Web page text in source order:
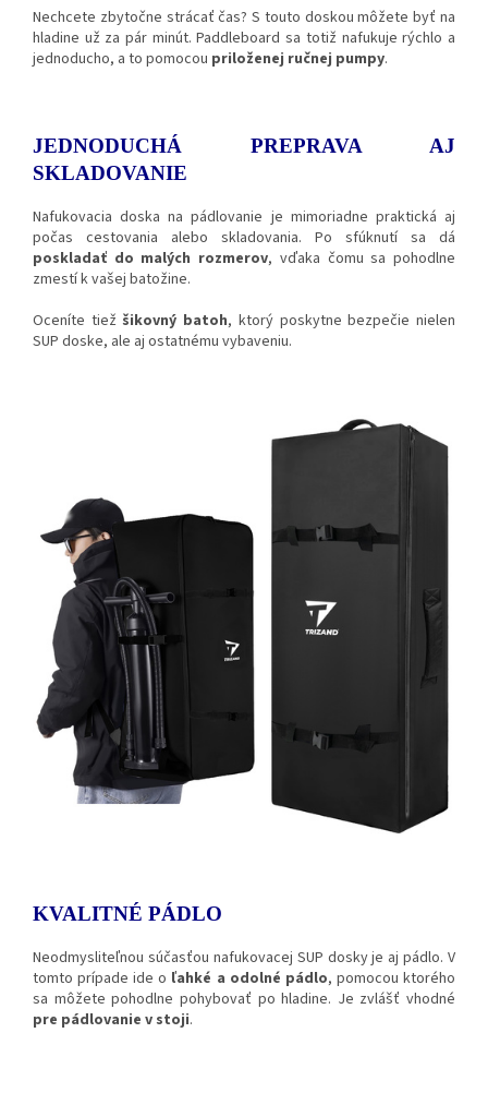
Nechcete zbytočne strácať čas? S touto doskou môžete byť na
hladine už za pár minút. Paddleboard sa totiž nafukuje rýchlo a
jednoducho, a to pomocou priloženej ručnej pumpy.
JEDNODUCHÁ PREPRAVA AJ
SKLADOVANIE
Nafukovacia doska na pádlovanie je mimoriadne praktická aj
počas cestovania alebo skladovania. Po sfúknutí sa dá
poskladať do malých rozmerov, vďaka čomu sa pohodlne
zmestí k vašej batožine.
Oceníte tiež šikovný batoh, ktorý poskytne bezpečie nielen
SUP doske, ale aj ostatnému vybaveniu.
KVALITNÉ PÁDLO
Neodmysliteľnou súčasťou nafukovacej SUP dosky je aj pádlo. V
tomto prípade ide o ľahké a odolné pádlo, pomocou ktorého
sa môžete pohodlne pohybovať po hladine. Je zvlášť vhodné
pre pádlovanie v stoji.